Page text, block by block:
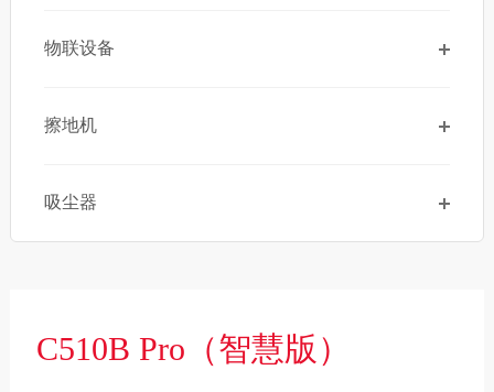
物联设备
擦地机
吸尘器
C510B Pro（智慧版）